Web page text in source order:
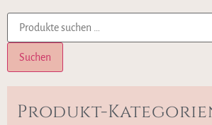
Suchen
Produkt-